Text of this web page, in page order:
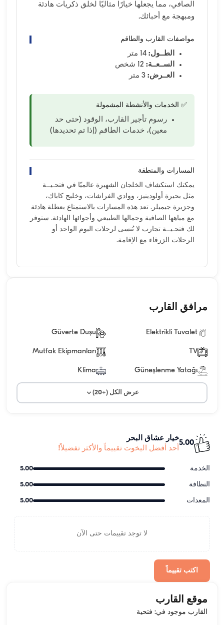
الصافي، مما يجعلها خيارًا مثاليًا لخلق ذكريات هادئة
ومبهجة مع أحبائك.
مواصفات القارب والطاقم
الطــول:
الســعــة:
العــرض:
✅ الخدمات والأنشطة المشمولة
رسوم تأجير القارب، الوقود (حتى حد
معين)، خدمات الطاقم (إذا تم تحديدها)
المسارات والمنطقة
يمكنك استكشاف الخلجان الشهيرة عالميًا في فتحـيــة
مثل بحيرة أولودينيز، ووادي الفراشات، وخليج كاباك،
وجزيرة جيميلر. تعد هذه المسارات بالاستمتاع بعطلة هادئة
مع مياهها الصافية وجمالها الطبيعي وأجوائها الهادئة. ستوفر
لك فتحـيــة تجارب لا تُنسى لرحلات اليوم الواحد أو
الرحلات الزرقاء مع الإقامة.
مرافق القارب
Elektrikli Tuvalet
Güverte Duşu
TV
Mutfak Ekipmanları
Güneşlenme Yatağı
Klima
عرض الكل (+20)
5.00
خيار عشاق البحر
أحد أفضل اليخوت تقييماً والأكثر تفضيلاً!
الخدمة 5.00
النظافة 5.00
المعدات 5.00
لا توجد تقييمات حتى الآن
اكتب تقييماً
موقع القارب
القارب موجود في: فتحية